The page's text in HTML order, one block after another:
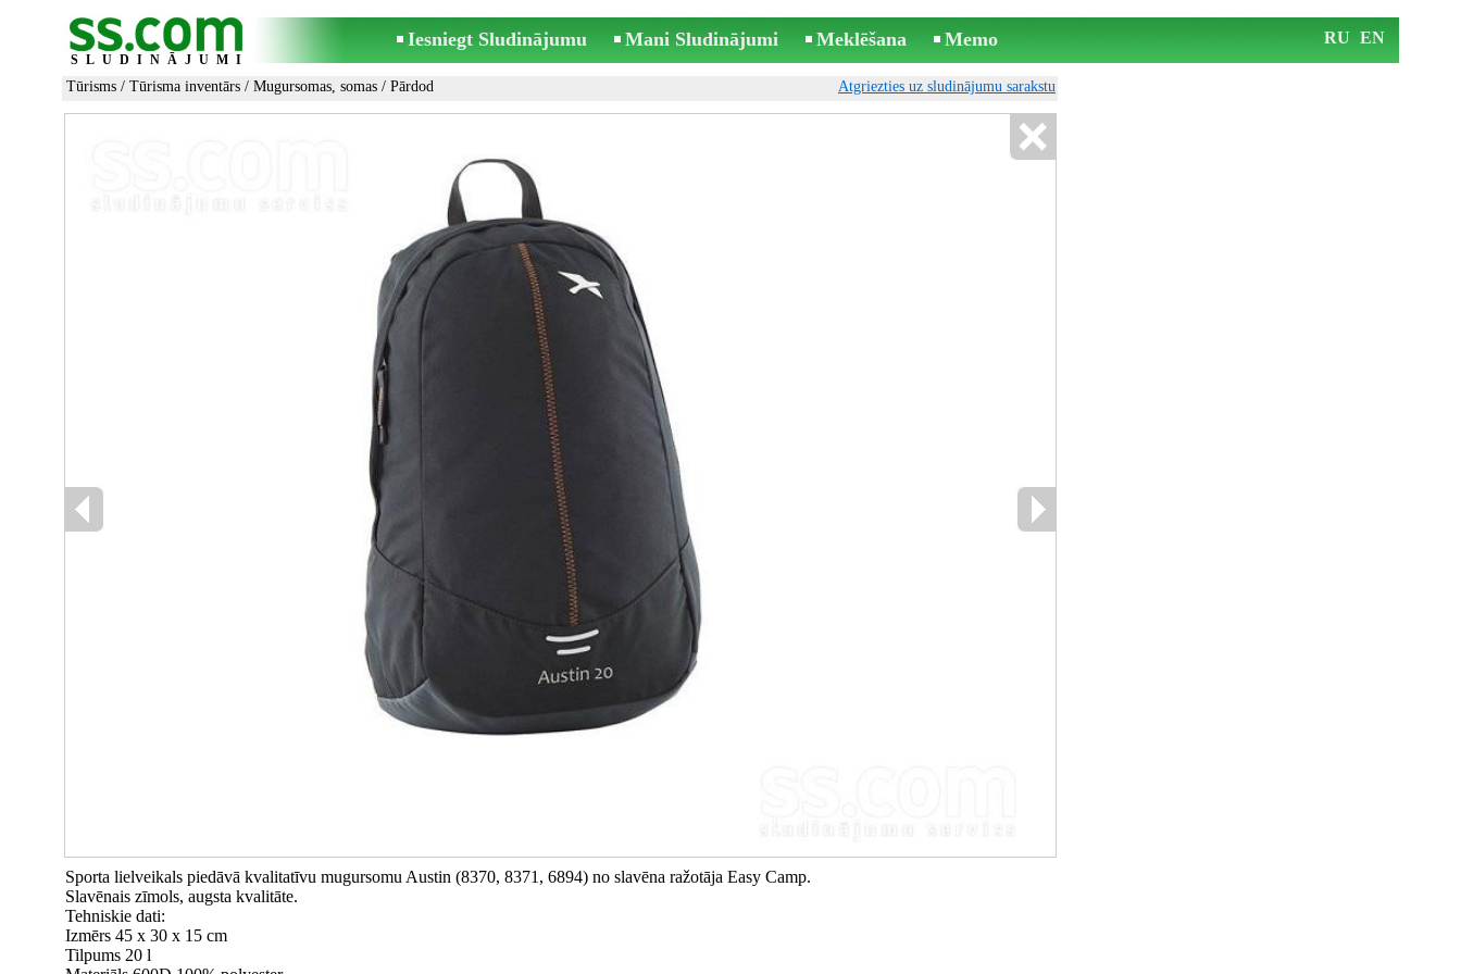
SLUDINĀJUMI
Iesniegt Sludinājumu Mani Sludinājumi Meklēšana Memo RU EN
Tūrisms / Tūrisma inventārs / Mugursomas, somas / Pārdod Atgriezties uz sludinājumu sarakstu
Sporta lielveikals piedāvā kvalitatīvu mugursomu Austin (8370, 8371, 6894) no slavēna ražotāja Easy Camp.
Slavēnais zīmols, augsta kvalitāte.
Tehniskie dati:
Izmērs 45 x 30 x 15 cm
Tilpums 20 l